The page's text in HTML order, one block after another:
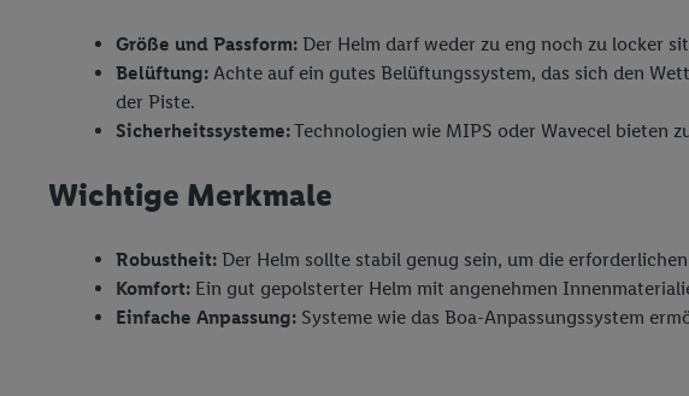
Größe und Passform: Der Helm darf weder zu eng noch zu locker
Belüftung: Achte auf ein gutes Belüftungssystem, das sich den
der Piste.
Sicherheitssysteme:Technologien wie MIPS oder Wavecel bieten
Wichtige Merkmale
Robustheit: Der Helm sollte stabil genug sein, um die
Komfort: Ein gut gepolsterter Helm mit angenehmen
Einfache Anpassung: Systeme wie das Boa-Anpassungssystem